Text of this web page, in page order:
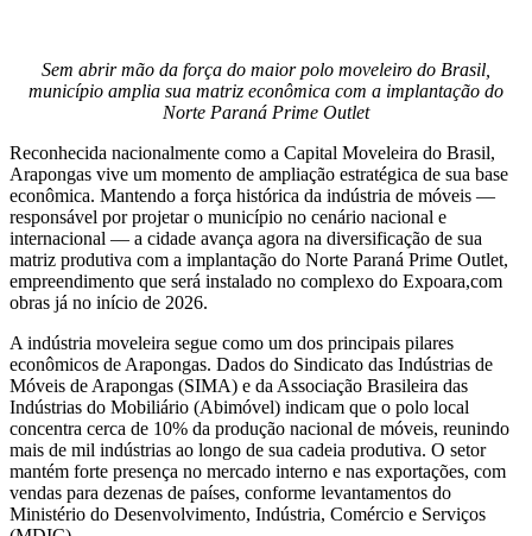
Sem abrir mão da força do maior polo moveleiro do Brasil,
município amplia sua matriz econômica com a implantação do
Norte Paraná Prime Outlet
Reconhecida nacionalmente como a Capital Moveleira do Brasil,
Arapongas vive um momento de ampliação estratégica de sua base
econômica. Mantendo a força histórica da indústria de móveis —
responsável por projetar o município no cenário nacional e
internacional — a cidade avança agora na diversificação de sua
matriz produtiva com a implantação do Norte Paraná Prime Outlet,
empreendimento que será instalado no complexo do Expoara,com
obras já no início de 2026.
A indústria moveleira segue como um dos principais pilares
econômicos de Arapongas. Dados do Sindicato das Indústrias de
Móveis de Arapongas (SIMA) e da Associação Brasileira das
Indústrias do Mobiliário (Abimóvel) indicam que o polo local
concentra cerca de 10% da produção nacional de móveis, reunindo
mais de mil indústrias ao longo de sua cadeia produtiva. O setor
mantém forte presença no mercado interno e nas exportações, com
vendas para dezenas de países, conforme levantamentos do
Ministério do Desenvolvimento, Indústria, Comércio e Serviços